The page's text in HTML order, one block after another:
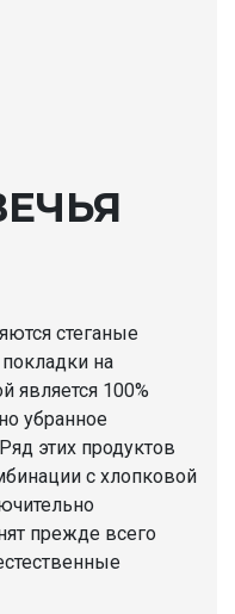
стеганые
на
являeтся 100%
убранное
этих продуктов
с хлопковой
прежде всего